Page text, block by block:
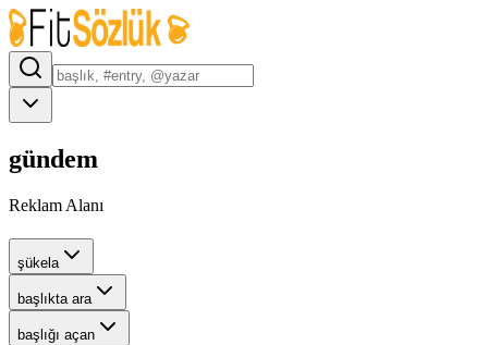
gündem
Reklam Alanı
şükela
başlıkta ara
başlığı açan